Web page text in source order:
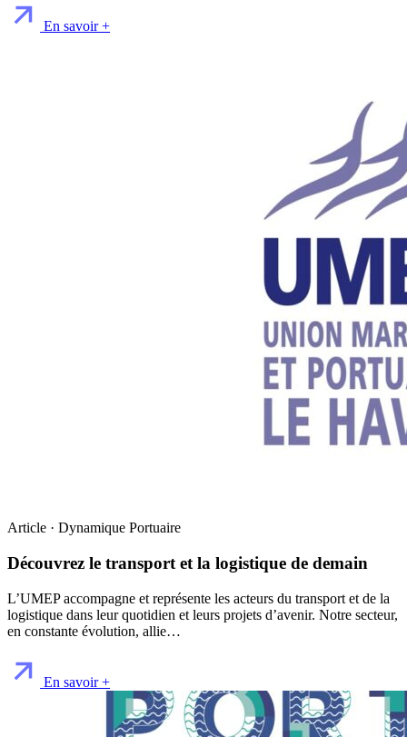
En savoir +
Article · Dynamique Portuaire
Découvrez le transport et la logistique de demain
L’UMEP accompagne et représente les acteurs du transport et de la
logistique dans leur quotidien et leurs projets d’avenir. Notre secteur,
en constante évolution, allie…
En savoir +